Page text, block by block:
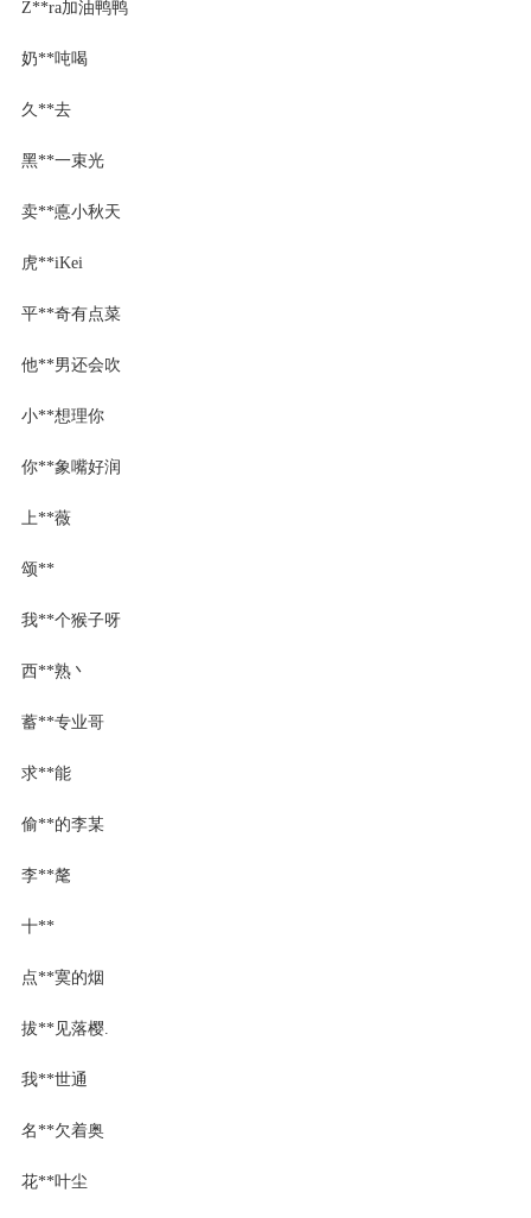
Z**ra加油鸭鸭
奶**吨喝
久**去
黑**一束光
卖**悳小秋天
虎**iKei
平**奇有点菜
他**男还会吹
小**想理你
你**象嘴好润
上**薇
颂**
我**个猴子呀
西**熟丶
蓄**专业哥
求**能
偷**的李某
李**氂
十**
点**寞的烟
拔**见落樱.
我**世通
名**欠着奥
花**叶尘